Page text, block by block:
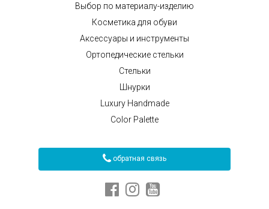
Выбор по материалу-изделию
Косметика для обуви
Аксессуары и инструменты
Ортопедические стельки
Стельки
Шнурки
Luxury Handmade
Color Palette
обратная связь